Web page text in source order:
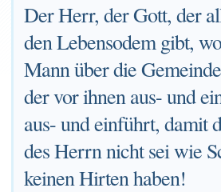
Der Herr, der Gott, der
den Lebensodem gibt,
Mann über die
der vor ihnen aus- und
aus- und einführt, damit
des Herrn nicht sei wie
keinen Hirten haben!